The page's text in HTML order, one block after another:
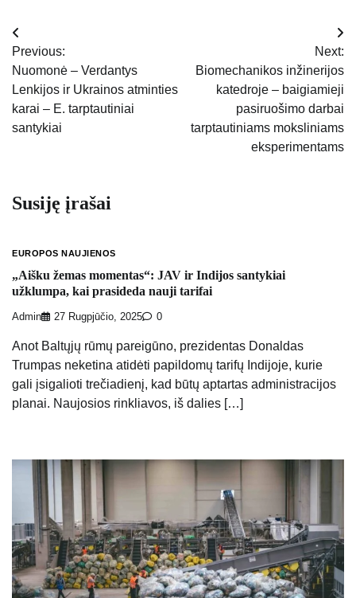
Navigacija
tarp
įrašų
Previous:
Nuomonė – Verdantys
Lenkijos ir Ukrainos atminties
karai – E. tarptautiniai
santykiai
Next:
Biomechanikos inžinerijos
katedroje – baigiamieji
pasiruošimo darbai
tarptautiniams moksliniams
eksperimentams
Susiję įrašai
EUROPOS NAUJIENOS
„Aišku žemas momentas“: JAV ir Indijos santykiai
užklumpa, kai prasideda nauji tarifai
Admin 27 Rugpjūčio, 2025 0
Anot Baltųjų rūmų pareigūno, prezidentas Donaldas
Trumpas neketina atidėti papildomų tarifų Indijoje, kurie
gali įsigalioti trečiadienį, kad būtų aptartas administracijos
planai. Naujosios rinkliavos, iš dalies […]